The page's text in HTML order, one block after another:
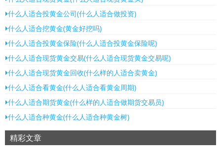
什么人适合投黄金公司(什么人适合做投资)
什么人适合挖黄金(黄金好挖吗)
什么人适合投黄金保险(什么人适合投黄金保险呢)
什么人适合现货黄金交易(什么人适合现货黄金交易呢)
什么人适合现货黄金回收(什么样的人适合卖黄金)
什么人适合看黄金(什么人适合看黄金周期)
什么人适合期货黄金(什么样的人适合做期货交易员)
什么人适合种黄金(什么人适合种黄金树)
精彩文章